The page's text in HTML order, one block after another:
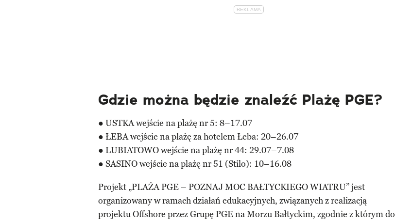
Gdzie można będzie znaleźć Plażę PGE?
● USTKA wejście na plażę nr 5: 8–17.07
● ŁEBA wejście na plażę za hotelem Łeba: 20–26.07
● LUBIATOWO wejście na plażę nr 44: 29.07–7.08
● SASINO wejście na plażę nr 51 (Stilo): 10–16.08
Projekt „PLAŻA PGE – POZNAJ MOC BAŁTYCKIEGO WIATRU” jest
organizowany w ramach działań edukacyjnych, związanych z realizacją
projektu Offshore przez Grupę PGE na Morzu Bałtyckim, zgodnie z którym do